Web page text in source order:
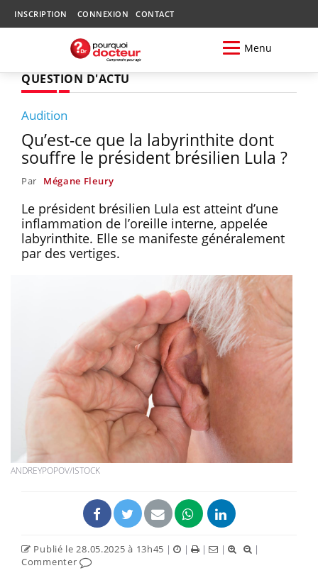
INSCRIPTION CONNEXION CONTACT
Menu
QUESTION D'ACTU
Audition
Qu’est-ce que la labyrinthite dont
souffre le président brésilien Lula ?
Par Mégane Fleury
Le président brésilien Lula est atteint d’une
inflammation de l’oreille interne, appelée
labyrinthite. Elle se manifeste généralement
par des vertiges.
ANDREYPOPOV/ISTOCK
Publié le 28.05.2025 à 13h45 | | | |
|
Commenter